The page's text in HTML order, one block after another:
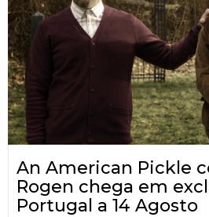
An American Pickle
Rogen chega em
Portugal a 14 Agosto